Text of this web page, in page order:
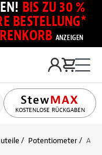
BIS ZU 30 %
BESTELLUNG*
ANZEIGEN
KOSTENLOSE RÜCKGABEN
Potentiometer